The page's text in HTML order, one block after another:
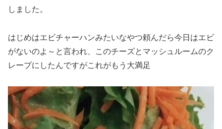
しました。
はじめはエビチャーハンみたいなやつ頼んだら今日はエビ
がないのよ～と言われ、このチーズとマッシュルームのク
レープにしたんですがこれがもう大満足